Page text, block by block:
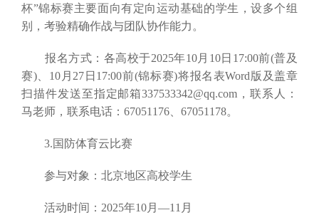
杯”锦标赛主要面向有定向运动基础的学生，设多个组
别，考验精确作战与团队协作能力。
报名方式：各高校于2025年10月10日17:00前(普及
赛)、10月27日17:00前(锦标赛)将报名表Word版及盖章
扫描件发送至指定邮箱337533342@qq.com，联系人：
马老师，联系电话：67051176、67051178。
3.国防体育云比赛
参与对象：北京地区高校学生
活动时间：2025年10月—11月